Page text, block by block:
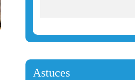
Astuces